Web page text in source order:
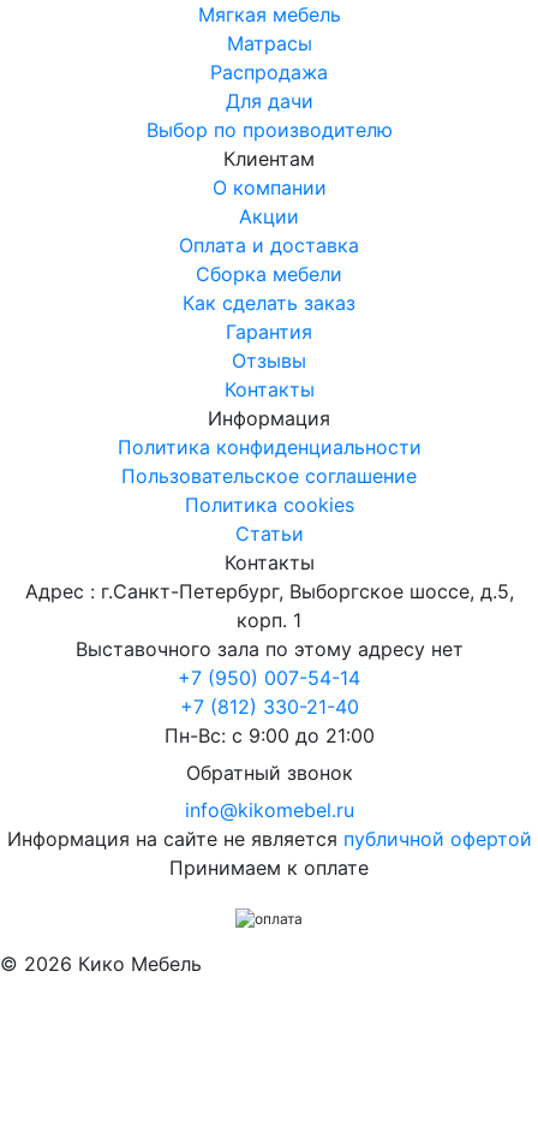
Мягкая мебель
Матрасы
Распродажа
Для дачи
Выбор по производителю
Клиентам
О компании
Акции
Оплата и доставка
Сборка мебели
Как сделать заказ
Гарантия
Отзывы
Контакты
Информация
Политика конфиденциальности
Пользовательское соглашение
Политика cookies
Статьи
Контакты
Адрес : г.Санкт-Петербург, Выборгское шоссе, д.5,
корп. 1
Выставочного зала по этому адресу нет
+7 (950) 007-54-14
+7 (812) 330-21-40
Пн-Вс: с 9:00 до 21:00
Обратный звонок
info@kikomebel.ru
Информация на сайте не является публичной офертой
Принимаем к оплате
© 2026 Кико Мебель